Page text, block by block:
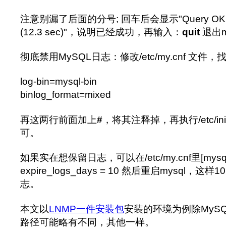
注意别漏了后面的分号; 回车后会显示"Query
(12.3 sec)"，说明已经成功，再输入： quit 退出
彻底禁用MySQL日志：修改/etc/my.cnf 文件，
log-bin=mysql-bin
binlog_format=mixed
再这两行前面加上# ，将其注释掉，再执行/etc/
可。
如果实在想保留日志，可以在/etc/my.cnf里
expire_logs_days = 10 然后重启mysql，这样
志。
本文以LNMP一件安装包安装的环境为例除
路径可能略有不同，其他一样。